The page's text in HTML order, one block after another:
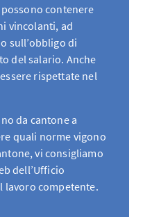
contenere
vincolanti, ad
sull’obbligo di
del salario. Anche
rispettate nel
da cantone a
quali norme vigono
vi consigliamo
dell’Ufficio
lavoro competente.